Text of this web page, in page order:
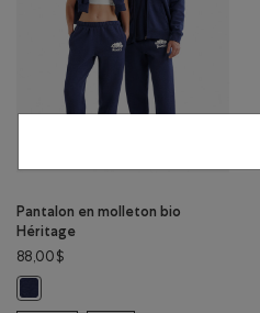
Pantalon en molleton bio
Héritage
88,00$
Pantalon en molleton bio Héritage: